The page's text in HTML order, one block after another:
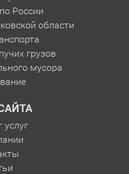
России
области
грузов
мусора
услуг